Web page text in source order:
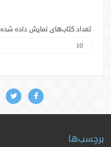
تعداد کتاب‌های نمایش داده شده
برچسب‌ها